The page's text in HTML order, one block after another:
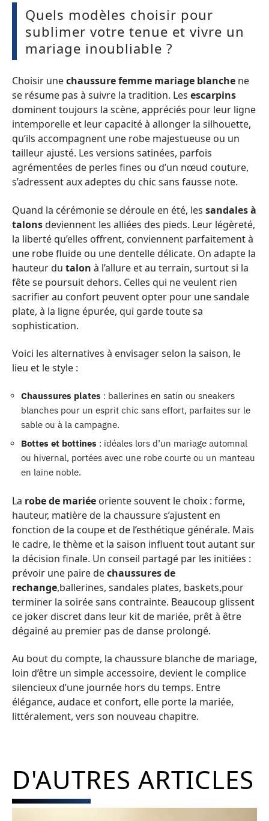
Quels modèles choisir pour
sublimer votre tenue et vivre un
mariage inoubliable ?
Choisir unechaussure femme mariage blanche ne
se résume pas à suivre la tradition. Les escarpins
dominent toujours la scène, appréciés pour leur ligne
intemporelle et leur capacité à allonger la silhouette,
qu’ils accompagnent une robe majestueuse ou un
tailleur ajusté. Les versions satinées, parfois
agrémentées de perles fines ou d’un nœud couture,
s’adressent aux adeptes du chic sans fausse note.
Quand la cérémonie se déroule en été, les sandales à
talonsdeviennent les alliées des pieds. Leur légèreté,
la liberté qu’elles offrent, conviennent parfaitement à
une robe fluide ou une dentelle délicate. On adapte la
hauteur du talon à l’allure et au terrain, surtout si la
fête se poursuit dehors. Celles qui ne veulent rien
sacrifier au confort peuvent opter pour une sandale
plate, à la ligne épurée, qui garde toute sa
sophistication.
Voici les alternatives à envisager selon la saison, le
lieu et le style :
Chaussures plates : ballerines en satin ou sneakers
blanches pour un esprit chic sans effort, parfaites sur le
sable ou à la campagne.
Bottes et bottines : idéales lors d’un mariage automnal
ou hivernal, portées avec une robe courte ou un manteau
en laine noble.
La robe de mariée oriente souvent le choix : forme,
hauteur, matière de la chaussure s’ajustent en
fonction de la coupe et de l’esthétique générale. Mais
le cadre, le thème et la saison influent tout autant sur
la décision finale. Un conseil partagé par les initiées :
prévoir une paire dechaussures de
rechange,ballerines, sandales plates, baskets,pour
terminer la soirée sans contrainte. Beaucoup glissent
ce joker discret dans leur kit de mariée, prêt à être
dégainé au premier pas de danse prolongé.
Au bout du compte, la chaussure blanche de mariage,
loin d’être un simple accessoire, devient le complice
silencieux d’une journée hors du temps. Entre
élégance, audace et confort, elle porte la mariée,
littéralement, vers son nouveau chapitre.
D'AUTRES ARTICLES